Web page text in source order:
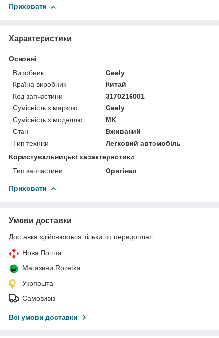
Приховати
Характеристики
Основні
Виробник
Geely
Країна виробник
Китай
Код запчастини
3170216001
Сумісність з маркою
Geely
Сумісність з моделлю
MK
Стан
Вживаний
Тип техніки
Легковий автомобіль
Користувальницькі характеристики
Тип запчастини
Оригінал
Приховати
Умови доставки
Доставка здійснюється тільки по передоплаті.
Нова Пошта
Магазини Rozetka
Укрпошта
Самовивіз
Всі умови доставки